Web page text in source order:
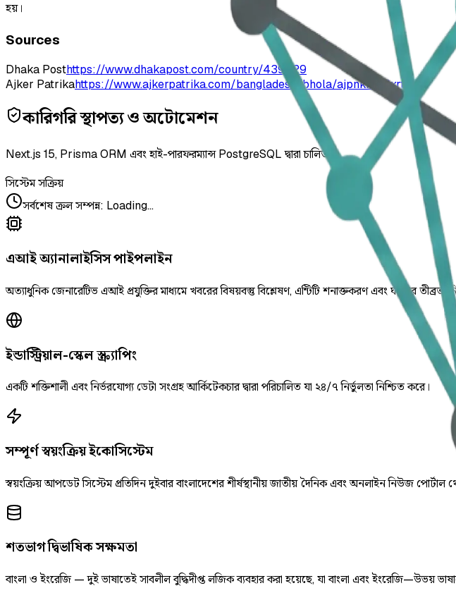
হয়।
Sources
Dhaka Posthttps://www.dhakapost.com/country/439429
Ajker Patrikahttps://www.ajkerpatrika.com/bangladesh/bhola/ajpnkrke3xrfh
কারিগরি স্থাপত্য ও অটোমেশন
Next.js 15, Prisma ORM এবং হাই-পারফরম্যান্স PostgreSQL দ্বারা চালিত।
সিস্টেম সক্রিয়
সর্বশেষ ক্রল সম্পন্ন: Loading...
এআই অ্যানালাইসিস পাইপলাইন
অত্যাধুনিক জেনারেটিভ এআই প্রযুক্তির মাধ্যমে খবরের বিষয়বস্তু বিশ্লেষণ, এন্টিটি শনাক্তকরণ এবং ঘটনার তীব্রতা
ইন্ডাস্ট্রিয়াল-স্কেল স্ক্র্যাপিং
একটি শক্তিশালী এবং নির্ভরযোগ্য ডেটা সংগ্রহ আর্কিটেকচার দ্বারা পরিচালিত যা ২৪/৭ নির্ভুলতা নিশ্চিত করে।
সম্পূর্ণ স্বয়ংক্রিয় ইকোসিস্টেম
স্বয়ংক্রিয় আপডেট সিস্টেম প্রতিদিন দুইবার বাংলাদেশের শীর্ষস্থানীয় জাতীয় দৈনিক এবং অনলাইন নিউজ
শতভাগ দ্বিভাষিক সক্ষমতা
বাংলা ও ইংরেজি — দুই ভাষাতেই সাবলীল বুদ্ধিদীপ্ত লজিক ব্যবহার করা হয়েছে, যা বাংলা এবং ইংরেজি—উভয়